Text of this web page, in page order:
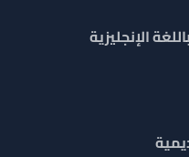
الإنجليزية